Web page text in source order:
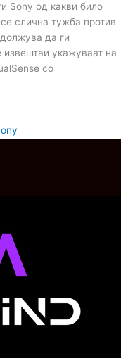
Sony од какви било
слична тужба против
да ги
извештаи укажуваат на
со